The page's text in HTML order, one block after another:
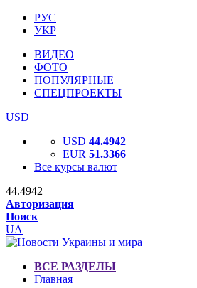
РУС
УКР
ВИДЕО
ФОТО
ПОПУЛЯРНЫЕ
СПЕЦПРОЕКТЫ
USD
USD 44.4942
EUR 51.3366
Все курсы валют
44.4942
Авторизация
Поиск
UA
ВСЕ РАЗДЕЛЫ
Главная